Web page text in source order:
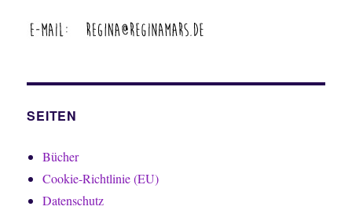
SEITEN
Bücher
Cookie-Richtlinie (EU)
Datenschutz